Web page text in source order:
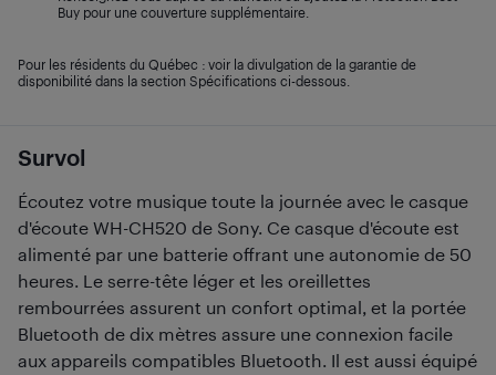
Survol
Écoutez votre musique toute la journée avec le casque
d'écoute WH-CH520 de Sony. Ce casque d'écoute est
alimenté par une batterie offrant une autonomie de 50
heures. Le serre-tête léger et les oreillettes
rembourrées assurent un confort optimal, et la portée
Bluetooth de dix mètres assure une connexion facile
aux appareils compatibles Bluetooth. Il est aussi équipé
Buy pour une couverture supplémentaire.
Pour les résidents du Québec : voir la divulgation de la garantie de
disponibilité dans la section Spécifications ci-dessous.